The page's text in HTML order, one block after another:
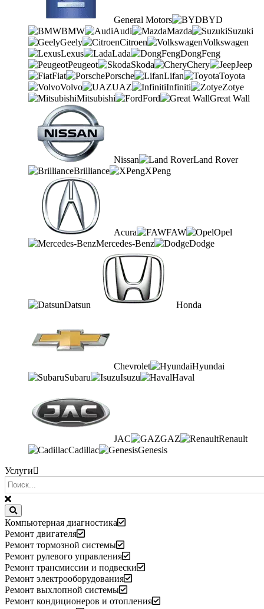
General Motors
BYD
BMW
Audi Mazda
Suzuki
Geely
Citroen
Volkswagen
Lexus
Lada
DongFeng
Peugeot
Skoda Chery
Jeep
Fiat
Porsche Lifan
Toyota
Volvo
UAZ Infiniti
Zotye
Mitsubishi
Ford Great Wall
Nissan
Land Rover
Brilliance
XPeng
Acura FAW
Opel
Mercedes-Benz
Dodge
Datsun Honda
Chevrolet
Hyundai
Subaru
Isuzu Haval
JAC GAZ
Renault
Cadillac
Genesis
Услуги
Компьютерная диагностика
Ремонт двигателя
Ремонт тормозной системы
Ремонт рулевого управления
Ремонт трансмиссии и подвески
Ремонт электрооборудования
Ремонт выхлопной системы
Ремонт кондиционеров и отопления